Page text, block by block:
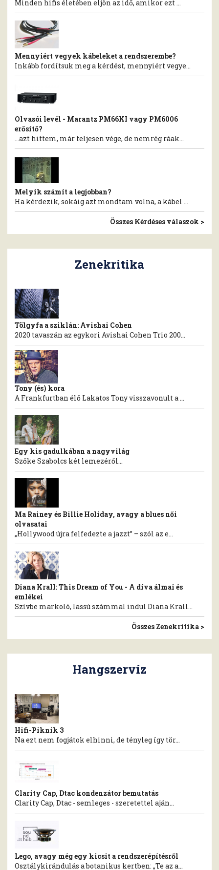
Minden hifis életében eljön az idő, amikor ezt ...
Mennyiért vegyek kábeleket a rendszerembe?
Inkább fordítsuk meg a kérdést, mennyiért vegye...
Olvasói levél - Marantz PM66KI vagy PM6006
erősítő?
…azt hittem, már teljesen vége, de nemrég ráak...
Melyik számít a legjobban?
Ha kérdezik, sokáig azt mondtam volna, a kábel ...
Összes Kérdéses válaszok >
Zenekritika
Tölgyfa a sziklán: Avishai Cohen
2020 tavaszán az egykori Avishai Cohen Trio 200...
Tony (és) kora
A Frankfurtban élő Lakatos Tony visszavonult a ...
Egy kis gadulkában a nagyvilág
Szőke Szabolcs két lemezéről...
Ma Rainey és Billie Holiday, avagy a blues női
olvasatai
„Hollywood újra felfedezte a jazzt” – szól az e...
Diana Krall: This Dream of You - A díva álmai és
emlékei
Szívbe markoló, lassú számmal indul Diana Krall...
Összes Zenekritika >
Hangszervíz
Hifi-Piknik 3
Na ezt nem fogjátok elhinni, de tényleg így tör...
Clarity Cap, Dtac kondenzátor bemutatás
Clarity Cap, Dtac - semleges - szeretettel aján...
Lego, avagy még egy kicsit a rendszerépítésről
Osztálykirándulás a botanikus kertben: „Te az a...